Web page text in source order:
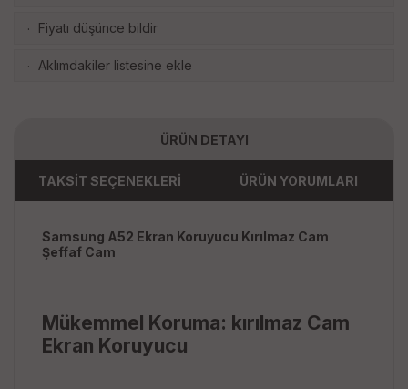
· Fiyatı düşünce bildir
· Aklımdakiler listesine ekle
ÜRÜN DETAYI
TAKSİT SEÇENEKLERİ ÜRÜN YORUMLARI
Samsung A52 Ekran Koruyucu Kırılmaz Cam
Şeffaf Cam
Mükemmel Koruma: kırılmaz Cam
Ekran Koruyucu